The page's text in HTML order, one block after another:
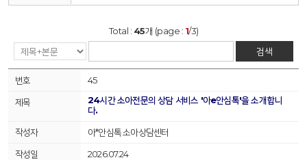
Total : 45개 (page : 1/3)
검색
45
24시간 소아전문의 상담 서비스 '아e안심톡'을 소개합니
다.
아*안심톡 소아상담센터
2026.07.24